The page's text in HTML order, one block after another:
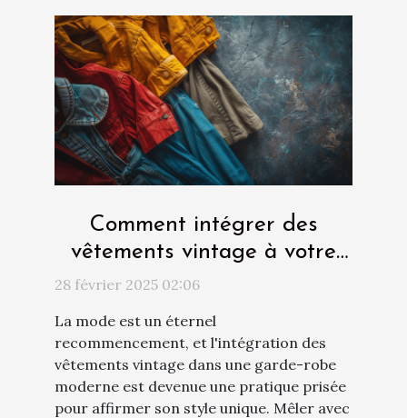
Comment intégrer des
vêtements vintage à votre
garde-robe moderne
28 février 2025 02:06
La mode est un éternel
recommencement, et l'intégration des
vêtements vintage dans une garde-robe
moderne est devenue une pratique prisée
pour affirmer son style unique. Mêler avec